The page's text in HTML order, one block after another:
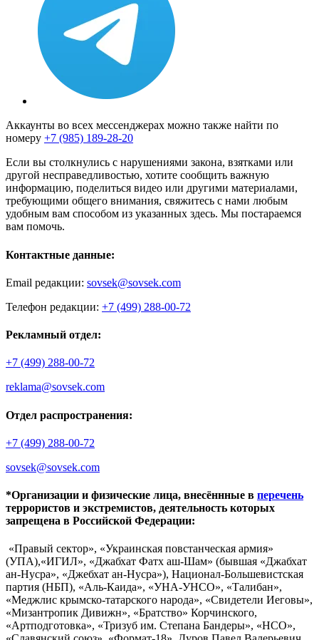
Аккаунты во всех мессенджерах можно также найти по
номеру +7 (985) 189-28-20
Если вы столкнулись с нарушениями закона, взятками или
другой несправедливостью, хотите сообщить важную
информацию, поделиться видео или другими материалами,
требующими общего внимания, свяжитесь с нами любым
удобным вам способом из указанных здесь. Мы постараемся
вам помочь.
Контактные данные:
Email редакции: sovsek@sovsek.com
Телефон редакции: +7 (499) 288-00-72
Рекламный отдел:
+7 (499) 288-00-72
reklama@sovsek.com
Отдел распространения:
+7 (499) 288-00-72
sovsek@sovsek.com
*Организации и физические лица, внесённные в перечень
террористов и экстремистов, деятельность которых
запрещена в Российской Федерации:
«Правый сектор», «Украинская повстанческая армия»
(УПА),«ИГИЛ», «Джабхат Фатх аш-Шам» (бывшая «Джабхат
ан-Нусра», «Джебхат ан-Нусра»), Национал-Большевистская
партия (НБП), «Аль-Каида», «УНА-УНСО», «Талибан»,
«Меджлис крымско-татарского народа», «Свидетели Иеговы»,
«Мизантропик Дивижн», «Братство» Корчинского,
«Артподготовка», «Тризуб им. Степана Бандеры», «НСО»,